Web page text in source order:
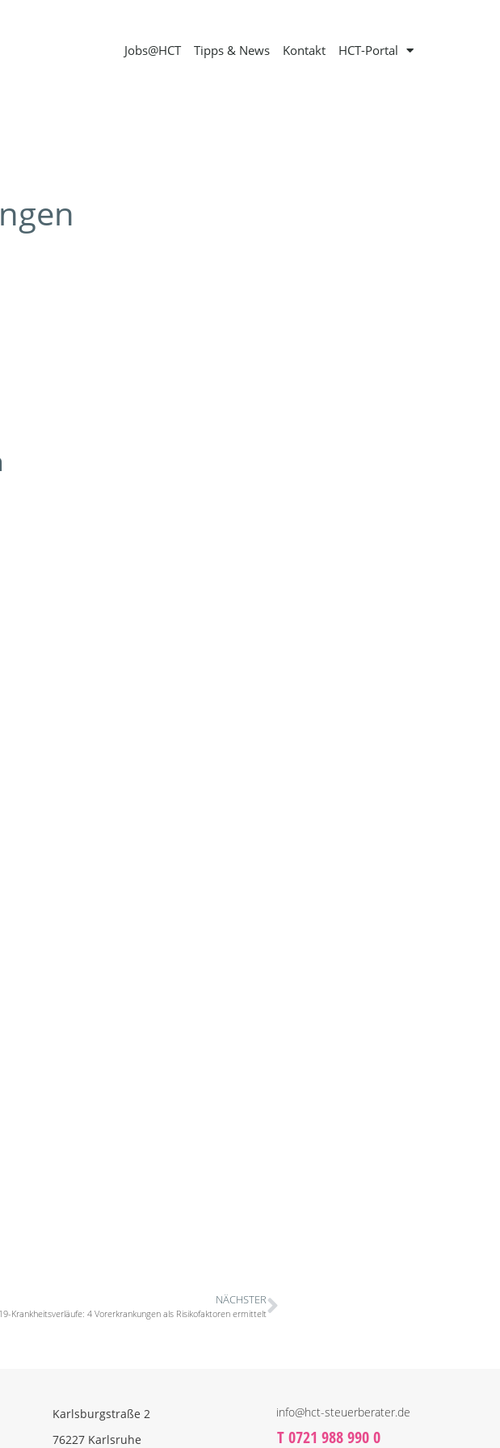
Jobs@HCT Tipps & News Kontakt HCT-Portal
NÄCHSTER
Krankheitsverläufe: 4 Vorerkrankungen als Risikofaktoren ermittelt
Karlsburgstraße 2
76227 Karlsruhe
info@hct-steuerberater.de
T 0721 988 990 0